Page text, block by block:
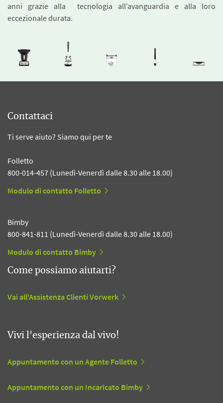
anni grazie alla tecnologia all’avanguardia e alla loro
eccezionale durata.
Contattaci
Ti serve aiuto? Siamo qui per te
Folletto
800-014-457 (Lunedì-Venerdì dalle 8.30 alle 18.00)
Modulo di contatto Folletto
Bimby
800-841-811 (Lunedì-Venerdì dalle 8.30 alle 18.00)
Modulo di contatto Bimby
Come possiamo aiutarti?
Vai all'Assistenza Clienti Vorwerk
Vivi l'esperienza dal vivo!
Appuntamento con un Agente Folletto
Appuntamento con un Incaricato Bimby